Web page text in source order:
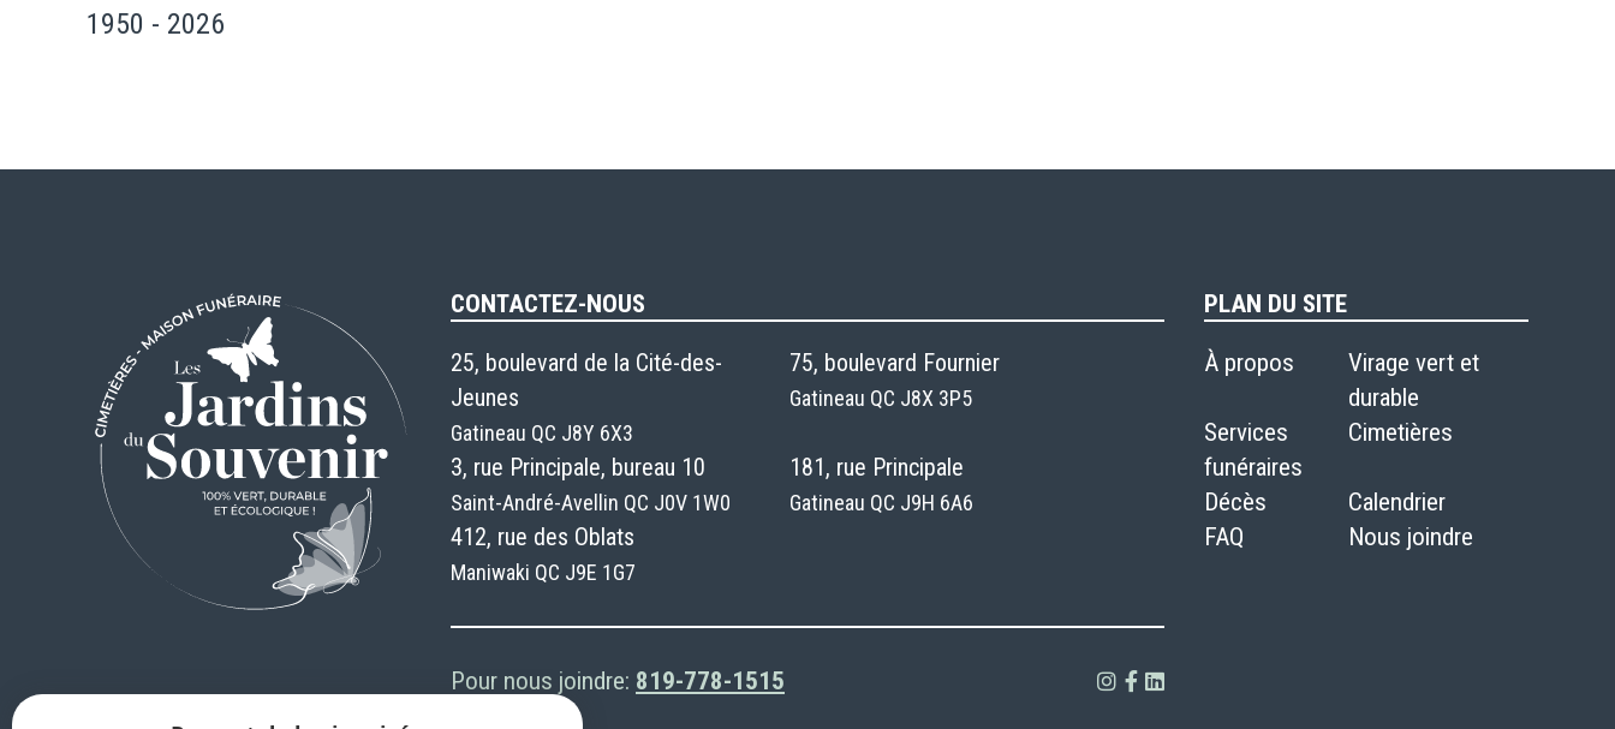
1950 - 2026
CONTACTEZ-NOUS
25, boulevard de la Cité-des-
Jeunes
Gatineau QC J8Y 6X3
75, boulevard Fournier
Gatineau QC J8X 3P5
3, rue Principale, bureau 10
Saint-André-Avellin QC J0V 1W0
181, rue Principale
Gatineau QC J9H 6A6
412, rue des Oblats
Maniwaki QC J9E 1G7
Pour nous joindre: 819-778-1515
PLAN DU SITE
À propos
Virage vert et
durable
Services
funéraires
Cimetières
Décès
Calendrier
FAQ
Nous joindre